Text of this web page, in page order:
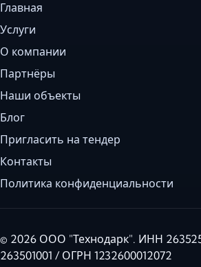
Главная
Услуги
О компании
Партнёры
Наши объекты
Блог
Пригласить на тендер
Контакты
Политика конфиденциальности
© 2026 ООО "Технодарк". ИНН
263501001 / ОГРН 1232600012072